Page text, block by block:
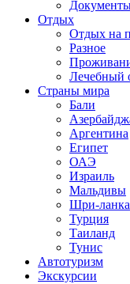
Отдых
Отдых на
Разное
Лечебный
Страны мира
Бали
Аргентина
Египет
ОАЭ
Израиль
Мальдивы
Шри-ланка
Турция
Таиланд
Тунис
Автотуризм
Экскурсии